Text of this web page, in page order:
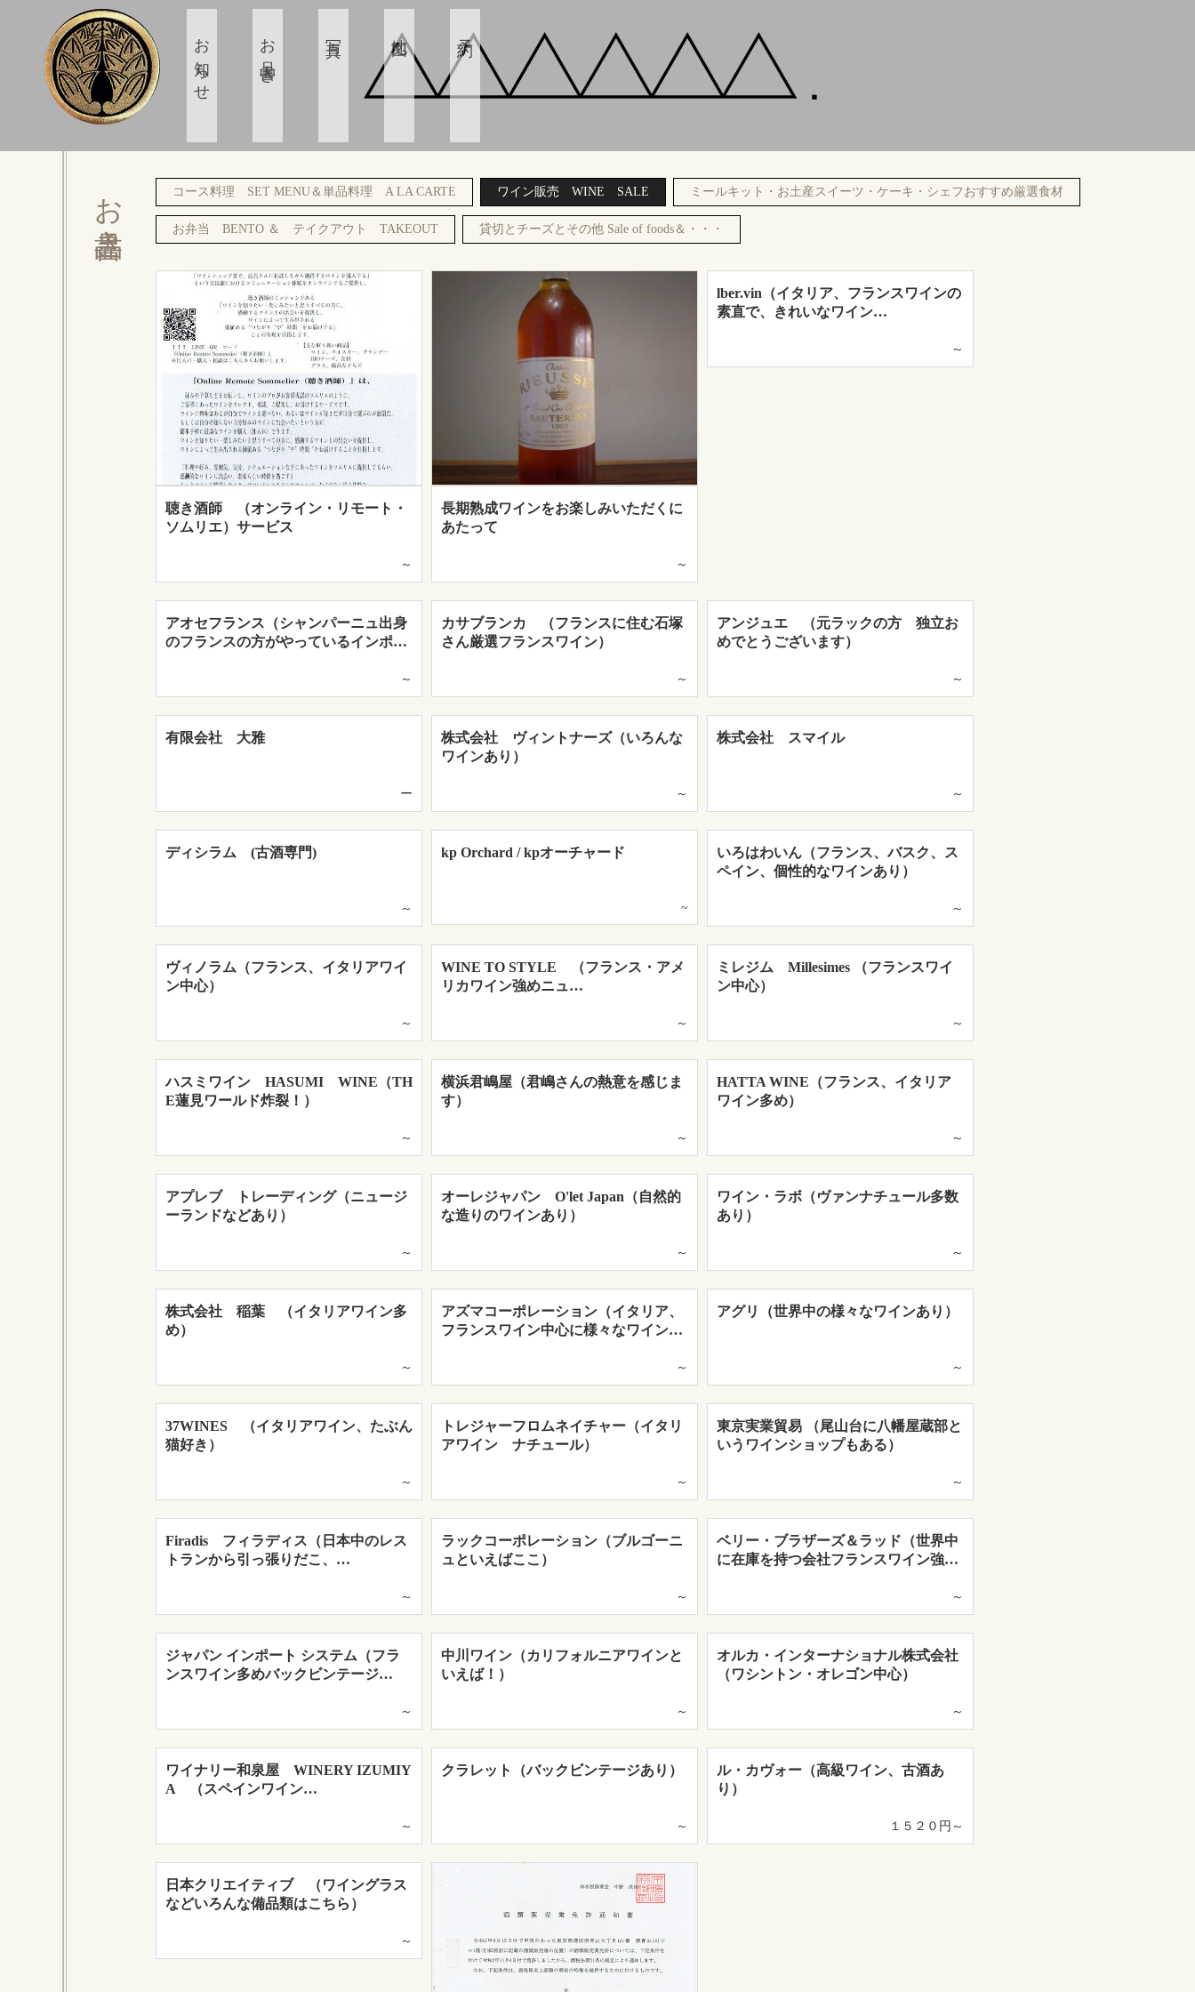
お知らせ お品書き
お品書き コース料理 SET MENU＆単品料理 A LA CARTE ワイン販売 WINE SALE ミールキット・お土産スイーツ・ケーキ・シェフおすすめ厳選食材
お弁当 BENTO ＆ テイクアウト TAKEOUT 貸切とチーズとその他 Sale of foods＆・・・
聴き酒師 （オンライン・リモート・
ソムリエ）サービス
～
長期熟成ワインをお楽しみいただくに
あたって
～
lber.vin（イタリア、フランスワインの
素直で、きれいなワイン…
～
アオセフランス（シャンパーニュ出身
のフランスの方がやっているインポ…
～
カサブランカ （フランスに住む石塚
さん厳選フランスワイン）
～
アンジュエ （元ラックの方 独立お
めでとうございます）
～
有限会社 大雅
ー
株式会社 ヴィントナーズ（いろんな
ワインあり）
～
株式会社 スマイル
～
ディシラム (古酒専門)
～
kp Orchard / kpオーチャード
~
いろはわいん（フランス、バスク、ス
ペイン、個性的なワインあり）
～
ヴィノラム（フランス、イタリアワイ
ン中心）
～
WINE TO STYLE （フランス・アメ
リカワイン強めニュ…
～
ミレジム Millesimes （フランスワイ
ン中心）
～
ハスミワイン HASUMI WINE（TH
E蓮見ワールド炸裂！）
～
横浜君嶋屋（君嶋さんの熱意を感じま
す）
～
HATTA WINE（フランス、イタリア
ワイン多め）
～
アプレブ トレーディング（ニュージ
ーランドなどあり）
～
オーレジャパン O'let Japan（自然的
な造りのワインあり）
～
ワイン・ラボ（ヴァンナチュール多数
あり）
～
株式会社 稲葉 （イタリアワイン多
め）
～
アズマコーポレーション（イタリア、
フランスワイン中心に様々なワイン…
～
アグリ（世界中の様々なワインあり）
～
37WINES （イタリアワイン、たぶん
猫好き）
～
トレジャーフロムネイチャー（イタリ
アワイン ナチュール）
～
東京実業貿易 （尾山台に八幡屋蔵部と
いうワインショップもある）
～
Firadis フィラディス（日本中のレス
トランから引っ張りだこ、…
～
ラックコーポレーション（ブルゴーニ
ュといえばここ）
～
ベリー・ブラザーズ＆ラッド（世界中
に在庫を持つ会社フランスワイン強…
～
ジャパン インポート システム（フラ
ンスワイン多めバックビンテージ…
～
中川ワイン（カリフォルニアワインと
いえば！）
～
オルカ・インターナショナル株式会社
（ワシントン・オレゴン中心）
～
ワイナリー和泉屋 WINERY IZUMIY
A （スペインワイン…
～
クラレット（バックビンテージあり）
～
ル・カヴォー（高級ワイン、古酒あ
り）
１５２０円～
日本クリエイティブ （ワイングラス
などいろんな備品類はこちら）
～